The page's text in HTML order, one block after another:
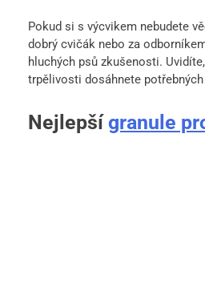
Pokud si s výcvikem nebudete
dobrý cvičák nebo za
hluchých psů zkušenosti.
trpělivosti dosáhnete
Nejlepšígranule